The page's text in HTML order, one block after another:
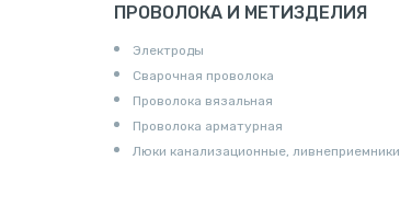
ПРОВОЛОКА И МЕТИЗДЕЛИЯ
Электроды
Сварочная проволока
Проволока вязальная
Проволока арматурная
Люки канализационные, ливнеприемники